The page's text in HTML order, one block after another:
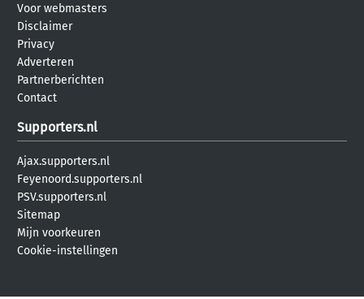
Voor webmasters
Disclaimer
Privacy
Adverteren
Partnerberichten
Contact
Supporters.nl
Ajax.supporters.nl
Feyenoord.supporters.nl
PSV.supporters.nl
Sitemap
Mijn voorkeuren
Cookie-instellingen